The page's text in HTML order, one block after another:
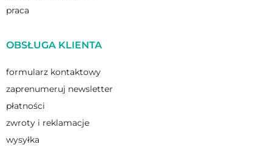
praca
OBSŁUGA KLIENTA
formularz kontaktowy
zaprenumeruj newsletter
płatności
zwroty i reklamacje
wysyłka